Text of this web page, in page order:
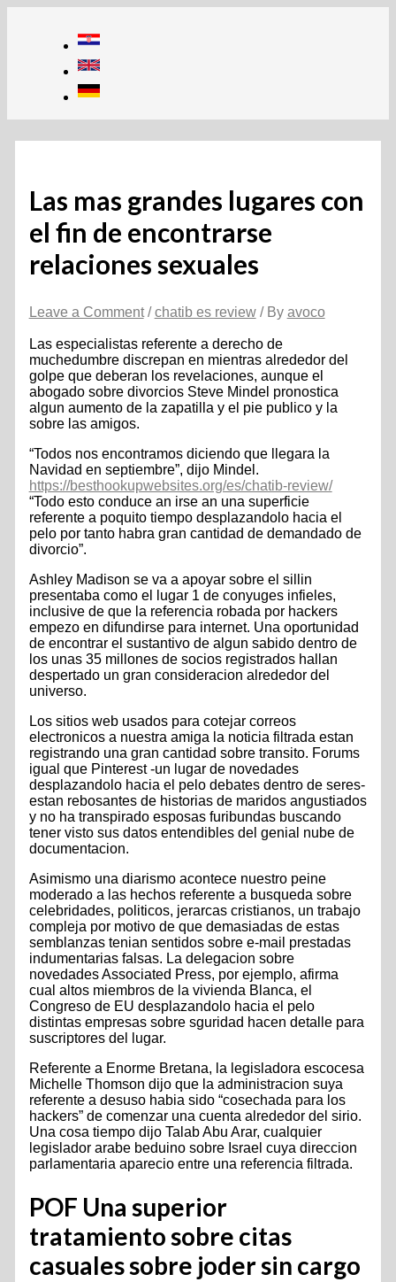
Las mas grandes lugares con
el fin de encontrarse
relaciones sexuales
Leave a Comment /chatib es review/ By avoco
Las especialistas referente a derecho de
muchedumbre discrepan en mientras alrededor del
golpe que deberan los revelaciones, aunque el
abogado sobre divorcios Steve Mindel pronostica
algun aumento de la zapatilla y el pie publico y la
sobre las amigos.
“Todos nos encontramos diciendo que llegara la
Navidad en septiembre”, dijo Mindel.
https://besthookupwebsites.org/es/chatib-review/
“Todo esto conduce an irse an una superficie
referente a poquito tiempo desplazandolo hacia el
pelo por tanto habra gran cantidad de demandado de
divorcio”.
Ashley Madison se va a apoyar sobre el silli­n
presentaba como el lugar 1 de conyuges infieles,
inclusive de que la referencia robada por hackers
empezo en difundirse para internet. Una oportunidad
de encontrar el sustantivo de algun sabido dentro de
los unas 35 millones de socios registrados hallan
despertado un gran consideracion alrededor del
universo.
Los sitios web usados para cotejar correos
electronicos a nuestra amiga la noticia filtrada estan
registrando una gran cantidad sobre transito. Forums
igual que Pinterest -un lugar de novedades
desplazandolo hacia el pelo debates dentro de seres-
estan rebosantes de historias de maridos angustiados
y no ha transpirado esposas furibundas buscando
tener visto sus datos entendibles del genial nube de
documentacion.
Asimismo una diarismo acontece nuestro peine
moderado a las hechos referente a busqueda sobre
celebridades, politicos, jerarcas cristianos, un trabajo
compleja por motivo de que demasiadas de estas
semblanzas tenian sentidos sobre e-mail prestadas
indumentarias falsas. La delegacion sobre
novedades Associated Press, por ejemplo, afirma
cual altos miembros de la vivienda Blanca, el
Congreso de EU desplazandolo hacia el pelo
distintas empresas sobre sguridad hacen detalle para
suscriptores del lugar.
Referente a Enorme Bretana, la legisladora escocesa
Michelle Thomson dijo que la administracion suya
referente a desuso habia sido “cosechada para los
hackers” de comenzar una cuenta alrededor del sirio.
Una cosa tiempo dijo Talab Abu Arar, cualquier
legislador arabe beduino sobre Israel cuya direccion
parlamentaria aparecio entre una referencia filtrada.
POF Una superior
tratamiento sobre citas
casuales sobre joder sin cargo